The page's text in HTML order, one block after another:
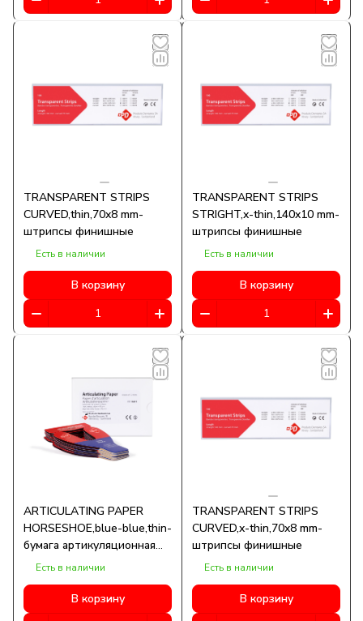
TRANSPARENT STRIPS
CURVED,thin,70x8 mm-
штрипсы финишные
Есть в наличии
В корзину
TRANSPARENT STRIPS
STRIGHT,x-thin,140x10 mm-
штрипсы финишные
Есть в наличии
В корзину
ARTICULATING PAPER
HORSESHOE,blue-blue,thin-
бумага артикуляционная
подковообразная
Есть в наличии
В корзину
TRANSPARENT STRIPS
CURVED,x-thin,70x8 mm-
штрипсы финишные
Есть в наличии
В корзину